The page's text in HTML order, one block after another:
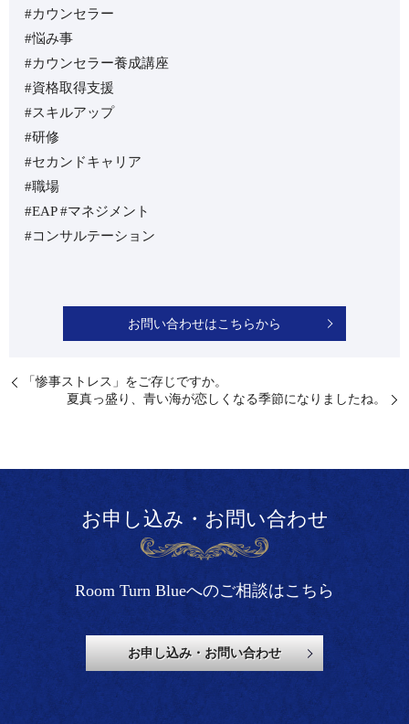
#カウンセラー
#悩み事
#カウンセラー養成講座
#資格取得支援
#スキルアップ
#研修
#セカンドキャリア
#職場
#EAP #マネジメント
#コンサルテーション
お問い合わせはこちらから
⁡「惨事ストレス」をご存じですか。
⁡夏真っ盛り、青い海が恋しくなる季節になりましたね。
お申し込み・お問い合わせ
Room Turn Blueへのご相談はこちら
お申し込み・お問い合わせ